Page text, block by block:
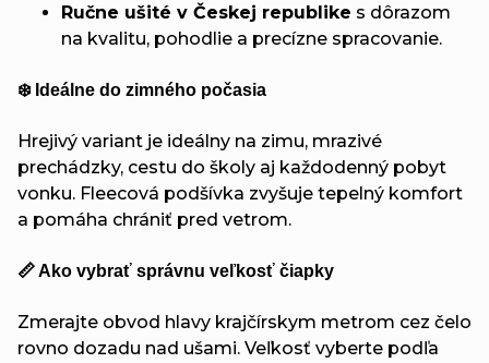
Ručne ušité v Českej republike s dôrazom
na kvalitu, pohodlie a precízne spracovanie.
❄️ Ideálne do zimného počasia
Hrejivý variant je ideálny na zimu, mrazivé
prechádzky, cestu do školy aj každodenný pobyt
vonku. Fleecová podšívka zvyšuje tepelný komfort
a pomáha chrániť pred vetrom.
📏 Ako vybrať správnu veľkosť čiapky
Zmerajte obvod hlavy krajčírskym metrom cez čelo
rovno dozadu nad ušami. Veľkosť vyberte podľa